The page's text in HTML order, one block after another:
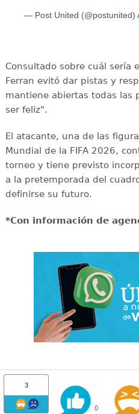
— Post United (@postunited)
Consultado sobre cuál sería
Ferran evitó dar pistas y
mantiene abiertas todas las
ser feliz".
El atacante, una de las
Mundial de la FIFA 2026,
torneo y tiene previsto
a la pretemporada del
definirse su futuro.
*Con información de
3
0